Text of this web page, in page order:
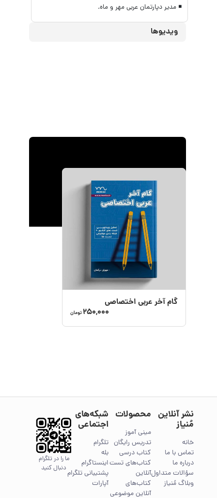
◾ مدیر دپارتمان عربی مهر و ماه.
ویدیوها
گام‌ آخر عربی اختصاصی
250,000 تومان
نشر آنلاین
مُنیاز
خانه
تماس با ما
درباره ما
سؤالات متداول
وبلاگ مُنیاز
محصولات
مینی آموز
تدریس رایگان
کتاب درسی
کتاب‌های تست
آنلاین
کتاب‌های
آنلاین موضوعی
شبکه‌های
اجتماعی
تلگرام
بله
اینستاگرام
پشتیبانی تلگرام
آپارات
ما را در تلگرام
دنبال کنید